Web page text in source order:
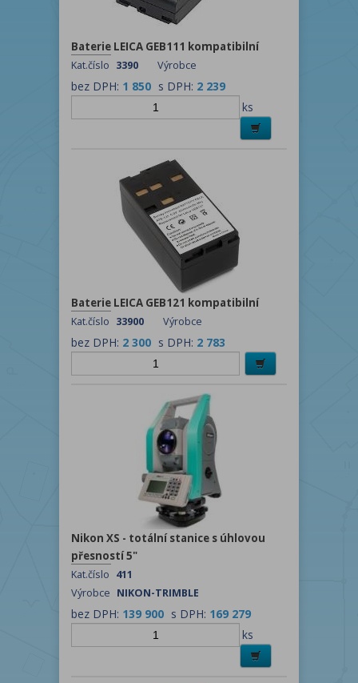
Baterie LEICA GEB111 kompatibilní
Kat.číslo 3390 Výrobce
bez DPH: 1 850 s DPH: 2 239
ks
Baterie LEICA GEB121 kompatibilní
Kat.číslo 33900 Výrobce
bez DPH: 2 300 s DPH: 2 783
Nikon XS - totální stanice s úhlovou
přesností 5"
Kat.číslo 411
Výrobce NIKON-TRIMBLE
bez DPH: 139 900 s DPH: 169 279
ks